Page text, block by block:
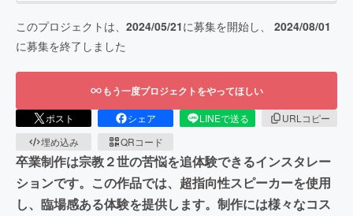
このプロジェクトは、 2024/05/21に募集を開始し、 2024/08/01
に募集を終了しました
もう一度プロジェクトをやってほしい
ポスト シェア LINEで送る
URLコピー
埋め込み
QRコード
卒業制作は宗教２世の苦悩を追体験できるインスタレー
ションです。この作品では、超指向性スピーカーを使用
し、臨場感ある体験を提供します。制作には様々なコス